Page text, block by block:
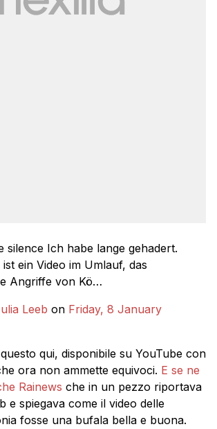
silence Ich habe lange gehadert.
ein Video im Umlauf, das
Angriffe von Kö…
Leeb on Friday, 8 January
qui, disponibile su YouTube con
ora non ammette equivoci. E se ne
Rainews che in un pezzo riportava
e spiegava come il video delle
fosse una bufala bella e buona.